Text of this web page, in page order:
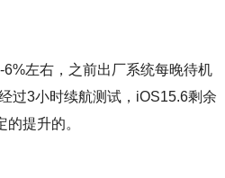
左右，之前出厂系统每晚待机
过3小时续航测试，iOS15.6剩余
提升的。